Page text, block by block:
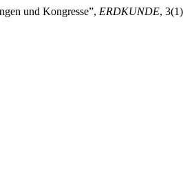
und Kongresse”, ERDKUNDE,